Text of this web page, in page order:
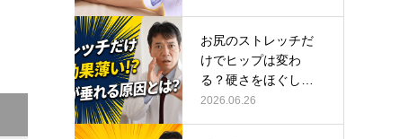
お尻のストレッチだ
けでヒップは変わ
る？硬さをほぐして
整える正しい方…
2026.06.26